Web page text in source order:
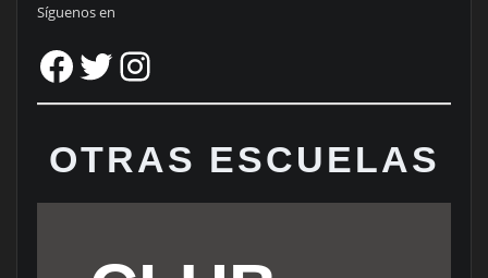
Síguenos en
Facebook
Twitter
Instagram
OTRAS ESCUELAS